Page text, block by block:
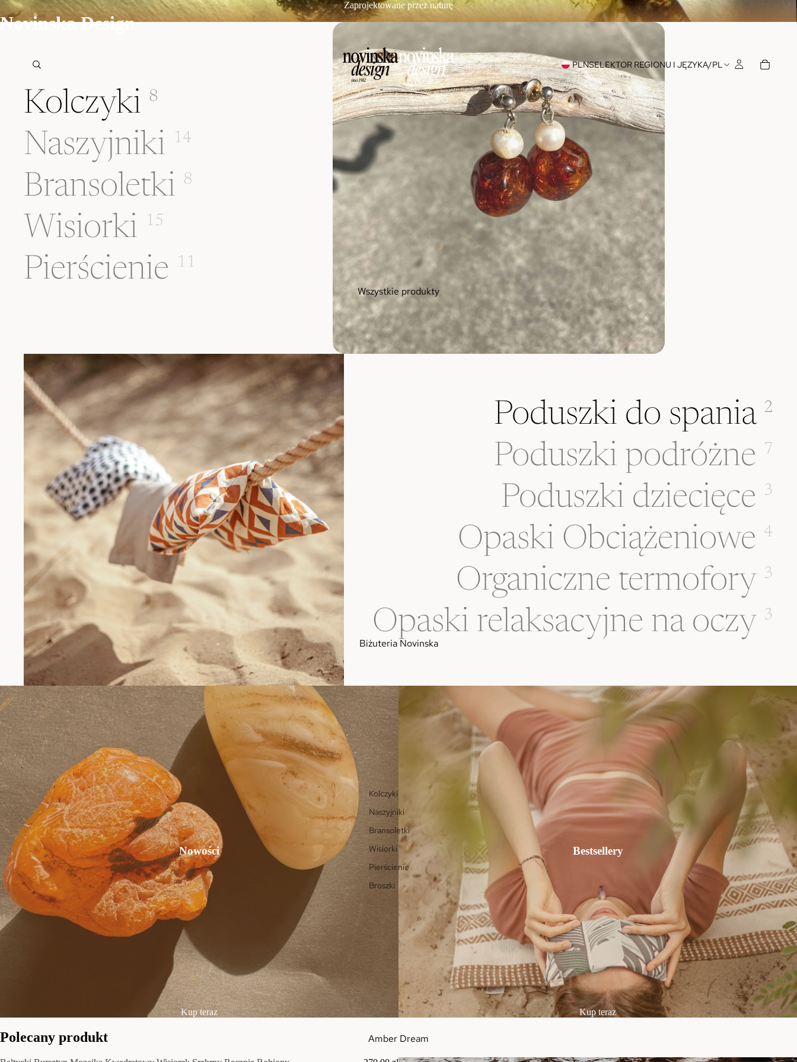
Novinska Design
PLNSELEKTOR REGIONU I JĘZYKA/PL
Wszystkie produkty
Biżuteria Novinska
Kolczyki
Naszyjniki
Bransoletki
Wisiorki
Pierścienie
Broszki
Amber Dream
Zaprojektowane przez naturę
Kolczyki 8
Naszyjniki 14
Bransoletki 8
Wisiorki 15
Pierścienie 11
Poduszki do spania 2
Poduszki podróżne 7
Poduszki dziecięce 3
Opaski Obciążeniowe 4
Organiczne termofory 3
Opaski relaksacyjne na oczy 3
Nowości
Kup teraz
Bestsellery
Kup teraz
Polecany produkt